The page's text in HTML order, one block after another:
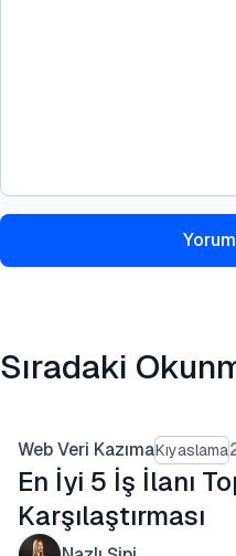
Sıradaki
Web Veri KazımaKıyaslama
En İyi 5 İş İlanı
Karşılaştırması